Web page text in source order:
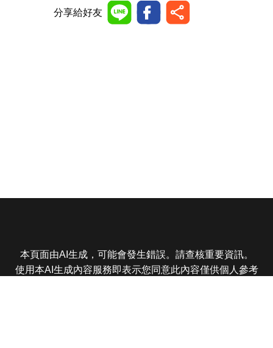
分享給好友
本頁面由AI生成，可能會發生錯誤。請查核重要資訊。
使用本AI生成內容服務即表示您同意此內容僅供個人參考